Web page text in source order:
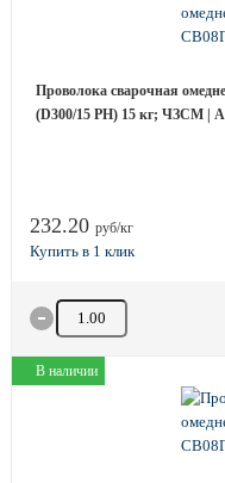
Проволока сварочная
(D300/15 РН) 15 кг; ЧЗСМ |
232.20 руб/кг
Количество товара
В наличии